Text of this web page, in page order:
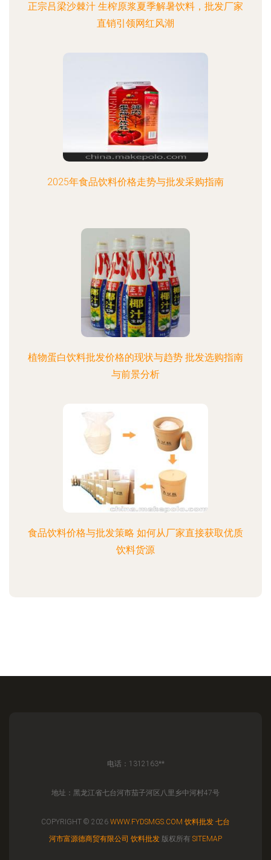
正宗吕梁沙棘汁 生榨原浆夏季解暑饮料，批发厂家
直销引领网红风潮
2025年食品饮料价格走势与批发采购指南
植物蛋白饮料批发价格的现状与趋势 批发选购指南
与前景分析
食品饮料价格与批发策略 如何从厂家直接获取优质
饮料货源
电话：1312163**
地址：黑龙江省七台河市茄子河区八里乡中河村47号
COPYRIGHT © 2026 WWW.FYDSMGS.COM 饮料批发 七台
河市富源德商贸有限公司 饮料批发 版权所有 SITEMAP